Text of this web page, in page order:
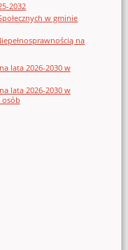
2032
w gminie
na
lata 2026-2030 w
lata 2026-2030 w
osób